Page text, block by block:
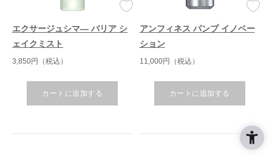
エクサージュシマ― バリア シ
ェイクミスト
3,850円（税込）
カートに追加する
アンフィネス パンプ イノベー
ション
11,000円（税込）
カートに追加する